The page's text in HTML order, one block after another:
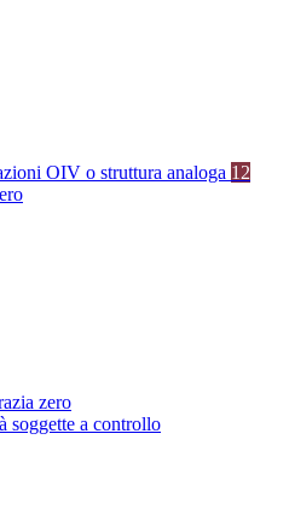
OIV o struttura analoga 12
zero
soggette a controllo